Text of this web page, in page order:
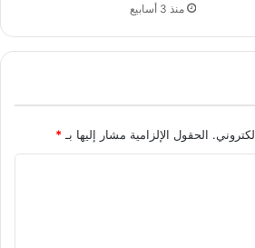
منذ 3 أسابيع
الحقول الإلزامية مشار إليها بـ *